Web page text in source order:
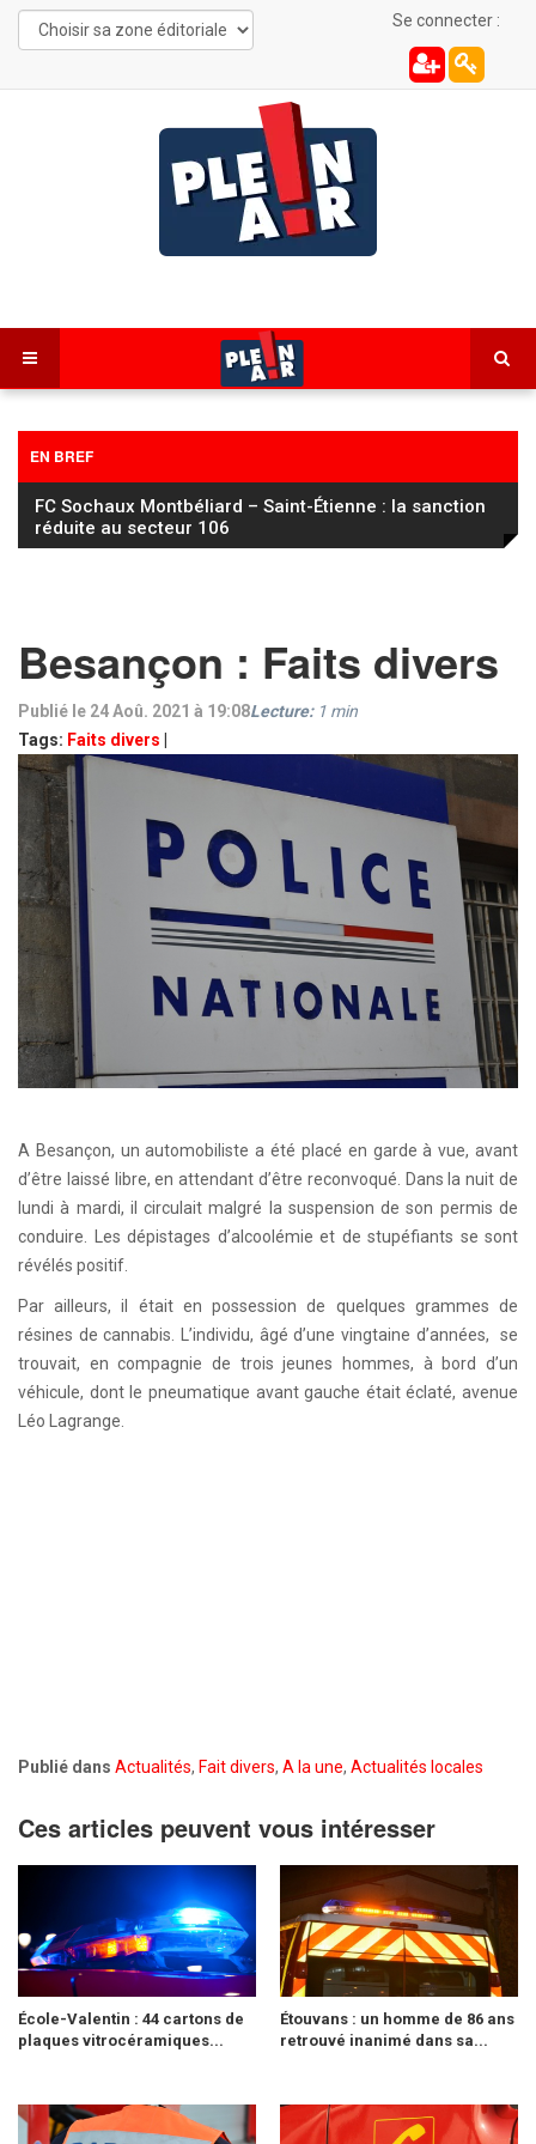
Se connecter :
EN BREF
FC Sochaux Montbéliard – Saint-Étienne : la sanction
réduite au secteur 106
Besançon : Faits divers
Publié le 24 Aoû. 2021 à 19:08
Tags: Faits divers
Lecture: 1 min
A Besançon, un automobiliste a été placé en garde à vue, avant
d’être laissé libre, en attendant d’être reconvoqué. Dans la nuit de
lundi à mardi, il circulait malgré la suspension de son permis de
conduire. Les dépistages d’alcoolémie et de stupéfiants se sont
révélés positif.
Par ailleurs, il était en possession de quelques grammes de
résines de cannabis. L’individu, âgé d’une vingtaine d’années, se
trouvait, en compagnie de trois jeunes hommes, à bord d’un
véhicule, dont le pneumatique avant gauche était éclaté, avenue
Léo Lagrange.
Publié dans Actualités, Fait divers, A la une, Actualités locales
Ces articles peuvent vous intéresser
École-Valentin : 44 cartons de
plaques vitrocéramiques...
Étouvans : un homme de 86 ans
retrouvé inanimé dans sa...